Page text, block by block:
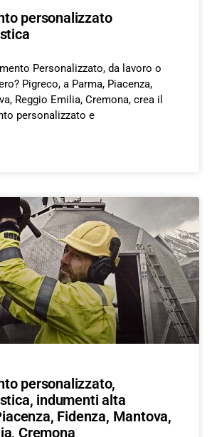
personalizzato
Personalizzato, da lavoro o
Pigreco, a Parma, Piacenza,
Reggio Emilia, Cremona, crea il
personalizzato e
personalizzato,
indumenti alta
Fidenza, Mantova,
Cremona